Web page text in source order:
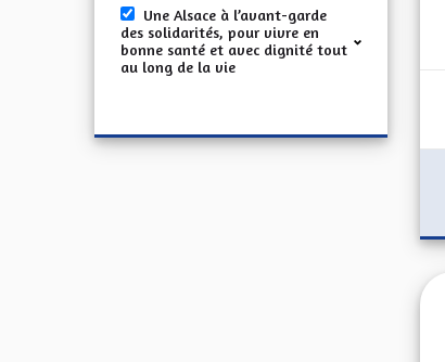
Une Alsace à l’avant-garde
des solidarités, pour vivre en
bonne santé et avec dignité tout
au long de la vie